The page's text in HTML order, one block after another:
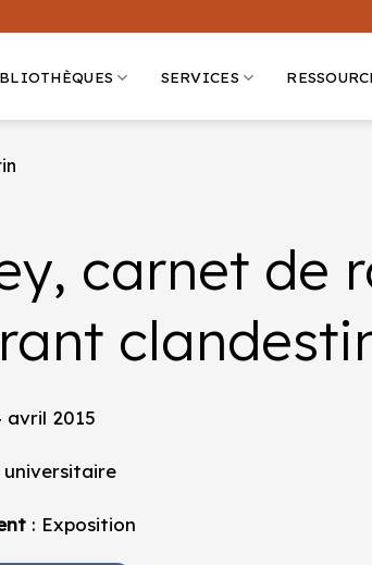
SERVICES
carnet de
2015
: Exposition